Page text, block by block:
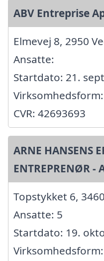
ABV Entreprise
Elmevej 8, 2950
Ansatte:
Startdato: 21.
CVR: 42693693
ARNE HANSENS
ENTREPRENØR -
Topstykket 6,
Ansatte: 5
Startdato: 19.